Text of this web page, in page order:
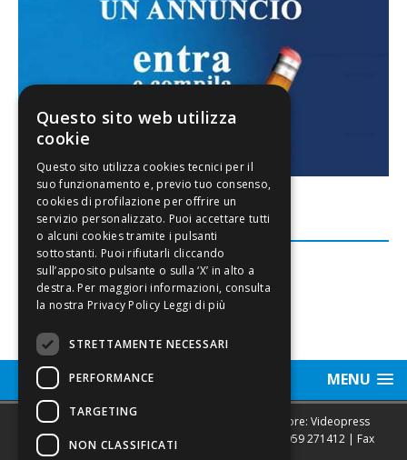
FACEBOOK
MENU
Sede legale, Redazione, pubblicità e annunci Editore: Videopress
Modena S.r.l. via Emilia Est, 402/6 - Modena | Tel.
059 271412 | Fax
Questo sito web utilizza
cookie
Leggi di più
STRETTAMENTE NECESSARI
PERFORMANCE
TARGETING
NON CLASSIFICATI